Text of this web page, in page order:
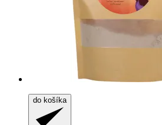
do košíka